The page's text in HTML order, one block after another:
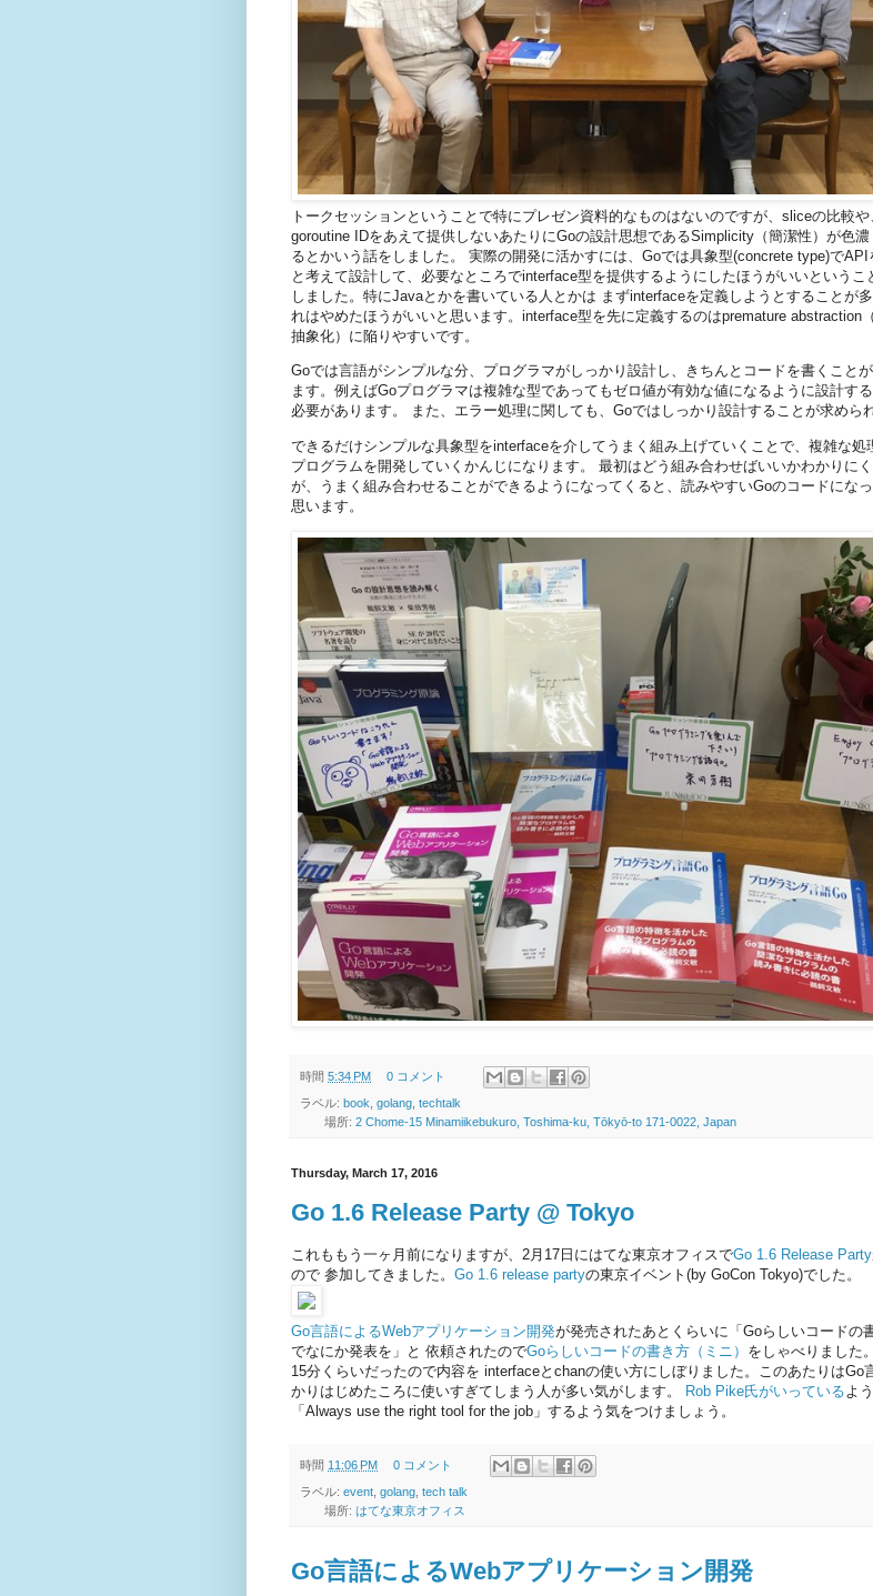
トークセッションということで特にプレゼン資料的なものはないのですが、sliceの比較や
goroutine IDをあえて提供しないあたりにGoの設計思想であるSimplicity（簡潔性）が色
るとかいう話をしました。 実際の開発に活かすには、Goでは具象型(concrete type)でAPI
と考えて設計して、必要なところでinterface型を提供するようにしたほうがいいというこ
しました。特にJavaとかを書いている人とかは まずinterfaceを定義しようとすることが
れはやめたほうがいいと思います。interface型を先に定義するのはpremature abstraction
抽象化）に陥りやすいです。
Goでは言語がシンプルな分、プログラマがしっかり設計し、きちんとコードを書くこと
ます。例えばGoプログラマは複雑な型であってもゼロ値が有効な値になるように設計す
必要があります。 また、エラー処理に関しても、Goではしっかり設計することが求めら
できるだけシンプルな具象型をinterfaceを介してうまく組み上げていくことで、複雑な処
プログラムを開発していくかんじになります。 最初はどう組み合わせばいいかわかりに
が、うまく組み合わせることができるようになってくると、読みやすいGoのコードにな
思います。
時間 5:34 PM 0 コメント
ラベル: book golang techtalk
場所: 2 Chome-15 Minamiikebukuro, Toshima-ku, Tōkyō-to 171-0022, Japan
Thursday, March 17, 2016
Go 1.6 Release Party @ Tokyo
これももう一ヶ月前になりますが、2月17日にはてな東京オフィスでGo 1.6 Release Party
ので 参加してきました。 Go 1.6 release partyの東京イベント(by GoCon Tokyo)でした。
Go言語によるWebアプリケーション開発が発売されたあとくらいに「Goらしいコードの
でなにか発表を」と 依頼されたのでGoらしいコードの書き方（ミニ） をしゃべりました
15分くらいだったので内容を interfaceとchanの使い方にしぼりました。このあたりはGo
かりはじめたころに使いすぎてしまう人が多い気がします。
Rob Pike氏がいっている よ
「Always use the right tool for the job」するよう気をつけましょう。
時間 11:06 PM 0 コメント
ラベル: event golang tech talk
場所: はてな東京オフィス
Go言語によるWebアプリケーション開発